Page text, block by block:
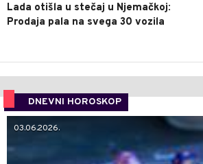
Lada otišla u stečaj u Njemačkoj:
Prodaja pala na svega 30 vozila
DNEVNI HOROSKOP
03.06.2026.